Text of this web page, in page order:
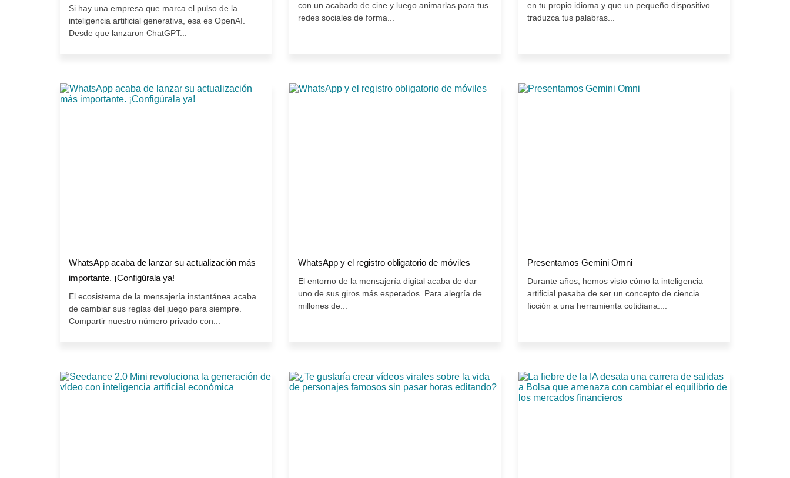
Si hay una empresa que marca el pulso de la
inteligencia artificial generativa, esa es OpenAI.
Desde que lanzaron ChatGPT...
con un acabado de cine y luego animarlas para tus
redes sociales de forma...
en tu propio idioma y que un pequeño dispositivo
traduzca tus palabras...
WhatsApp acaba de lanzar su actualización más
importante. ¡Configúrala ya!
El ecosistema de la mensajería instantánea acaba
de cambiar sus reglas del juego para siempre.
Compartir nuestro número privado con...
WhatsApp y el registro obligatorio de móviles
El entorno de la mensajería digital acaba de dar
uno de sus giros más esperados. Para alegría de
millones de...
Presentamos Gemini Omni
Durante años, hemos visto cómo la inteligencia
artificial pasaba de ser un concepto de ciencia
ficción a una herramienta cotidiana....